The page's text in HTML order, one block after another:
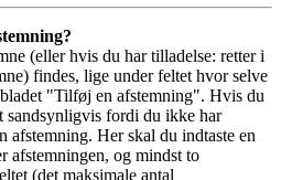
(eller hvis du har tilladelse: retter i
findes, lige under feltet hvor selve
"Tilføj en afstemning". Hvis du
sandsynligvis fordi du ikke har
afstemning. Her skal du indtaste en
afstemningen, og mindst to
(det maksimale antal